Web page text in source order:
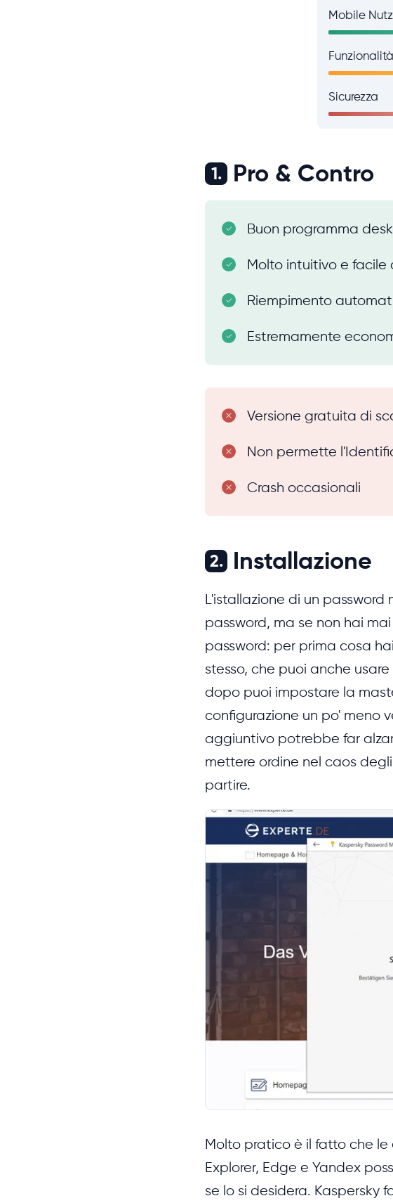
Mobile
Funzionalità
Sicurezza
1. Pro & Contro
Buon programma
Molto intuitivo e facile
Riempimento
Estremamente
Versione gratuita di
Non permette
Crash occasionali
2. Installazione
L'istallazione di un
password, ma se non hai
password: per prima cosa
stesso, che puoi anche
dopo puoi impostare la
configurazione un po' meno
aggiuntivo potrebbe far
mettere ordine nel caos
partire.
Molto pratico è il fatto che le
Explorer, Edge e Yandex
se lo si desidera. Kaspersky